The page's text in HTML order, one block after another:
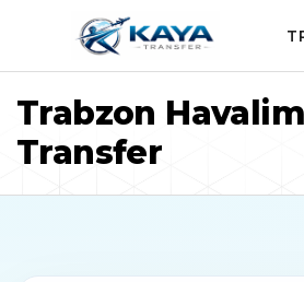
Trabzon
Transfer